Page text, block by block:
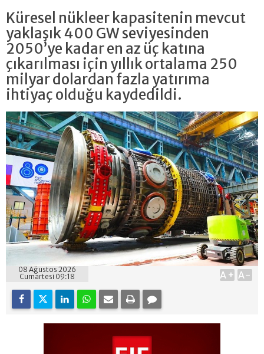
Küresel nükleer kapasitenin mevcut
yaklaşık 400 GW seviyesinden
2050’ye kadar en az üç katına
çıkarılması için yıllık ortalama 250
milyar dolardan fazla yatırıma
ihtiyaç olduğu kaydedildi.
08 Ağustos 2026
Cumartesi 09:18
A+ A-